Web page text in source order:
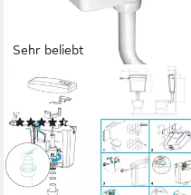
Sehr beliebt
CORNAT
Spülkasten KELLU, vollisoliert
31,95 €
lieferbar - in 2-3 Werktagen bei dir